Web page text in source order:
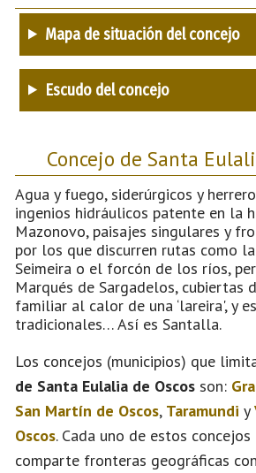
Mapa de situación del concejo
Escudo del concejo
Concejo de Santa
Agua y fuego, siderúrgicos y
ingenios hidráulicos patente en la
Mazonovo, paisajes singulares y
por los que discurren rutas como
Seimeira o el forcón de los ríos,
Marqués de Sargadelos, cubiertas
familiar al calor de una ‘lareira', y
tradicionales… Así es Santalla.
Los concejos (municipios) que
de Santa Eulalia de Oscos son:
San Martín de Oscos, Taramundi y
Oscos. Cada uno de estos concejos
comparte fronteras geográficas con